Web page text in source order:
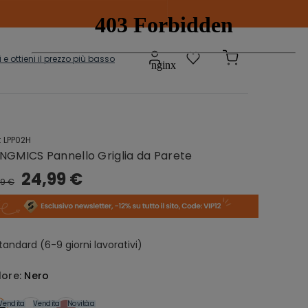
e ottieni il prezzo più basso
Scatole e
Contenitori
Grucce
LPP02H
Pannello Griglia da Parete
€ 24,99 €
(6-9 giorni lavorativi)
Nero
Vendita Vendita
Novità